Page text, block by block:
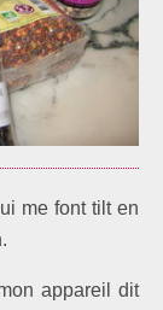
me font tilt en
appareil dit